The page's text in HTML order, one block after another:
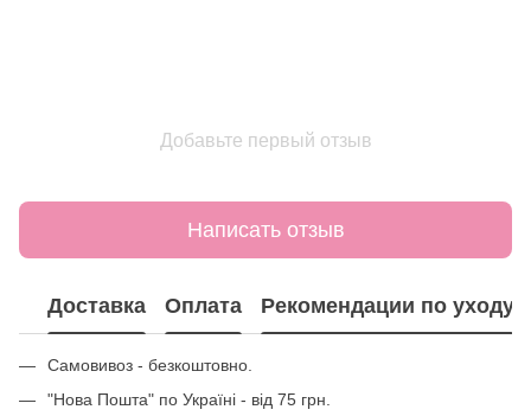
Добавьте первый отзыв
Написать отзыв
Доставка Оплата Рекомендации по уходу
Самовивоз - безкоштовно.
"Нова Пошта" по Україні - від 75 грн.